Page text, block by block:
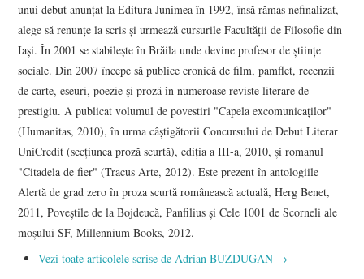
unui debut anunțat la Editura Junimea în 1992, însă rămas nefinalizat,
alege să renunţe la scris şi urmează cursurile Facultăţii de Filosofie din
Iaşi. În 2001 se stabileşte în Brăila unde devine profesor de ştiinţe
sociale. Din 2007 începe să publice cronică de film, pamflet, recenzii
de carte, eseuri, poezie și proză în numeroase reviste literare de
prestigiu. A publicat volumul de povestiri "Capela excomunicaţilor"
(Humanitas, 2010), în urma câştigătorii Concursului de Debut Literar
UniCredit (secţiunea proză scurtă), ediţia a III-a, 2010, şi romanul
"Citadela de fier" (Tracus Arte, 2012). Este prezent în antologiile
Alertă de grad zero în proza scurtă românească actuală, Herg Benet,
2011, Poveştile de la Bojdeucă, Panfilius și Cele 1001 de Scorneli ale
moșului SF, Millennium Books, 2012.
Vezi toate articolele scrise de Adrian BUZDUGAN →